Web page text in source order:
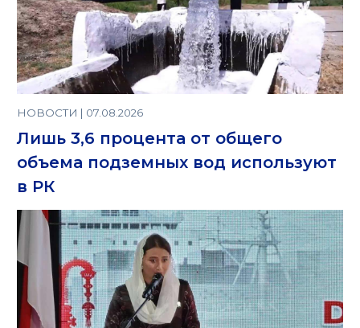
НОВОСТИ | 07.08.2026
Лишь 3,6 процента от общего
объема подземных вод используют
в РК